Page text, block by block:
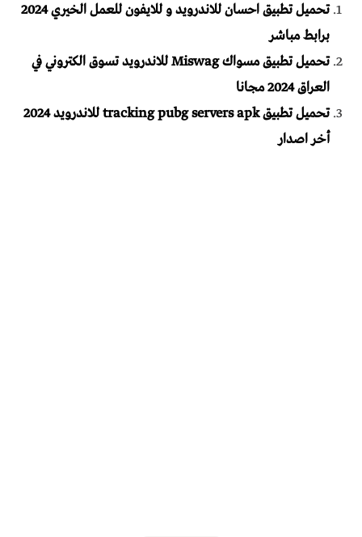
تحميل تطبيق احسان للاندرويد و للايفون للعمل الخيري 2024
برابط مباشر
تحميل تطبيق مسواك Miswag للاندرويد تسوق الكتروني في
العراق 2024 مجانا
تحميل تطبيق tracking pubg servers apk للاندرويد 2024
أخر اصدار